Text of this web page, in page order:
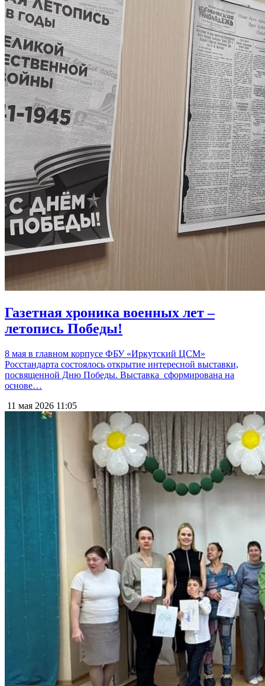
Газетная хроника военных лет –
летопись Победы!
8 мая в главном корпусе ФБУ «Иркутский ЦСМ»
Росстандарта состоялось открытие интересной выставки,
посвященной Дню Победы. Выставка сформирована на
основе…
11 мая 2026 11:05